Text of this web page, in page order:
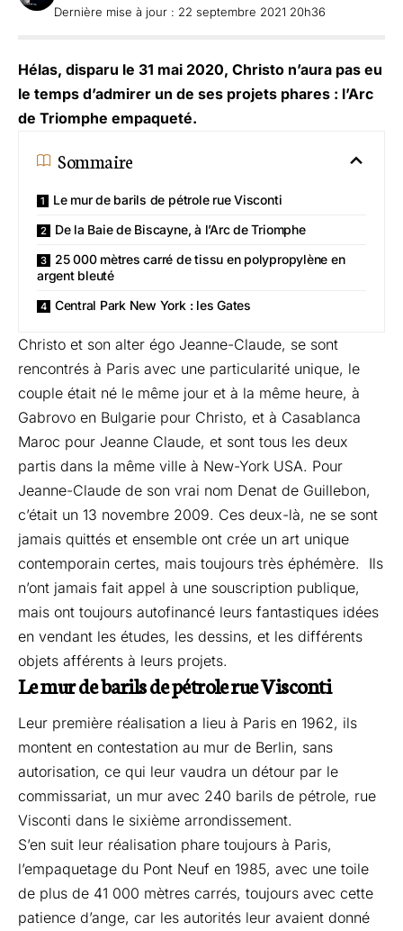
Dernière mise à jour : 22 septembre 2021 20h36
Hélas, disparu le 31 mai 2020, Christo n’aura pas eu
le temps d’admirer un de ses projets phares : l’Arc
de Triomphe empaqueté.
Sommaire
Le mur de barils de pétrole rue Visconti
De la Baie de Biscayne, à l’Arc de Triomphe
25 000 mètres carré de tissu en polypropylène en
argent bleuté
Central Park New York : les Gates
Christo et son alter égo Jeanne-Claude, se sont
rencontrés à Paris avec une particularité unique, le
couple était né le même jour et à la même heure, à
Gabrovo en Bulgarie pour Christo, et à Casablanca
Maroc pour Jeanne Claude, et sont tous les deux
partis dans la même ville à New-York USA. Pour
Jeanne-Claude de son vrai nom Denat de Guillebon,
c’était un 13 novembre 2009. Ces deux-là, ne se sont
jamais quittés et ensemble ont crée un art unique
contemporain certes, mais toujours très éphémère. Ils
n’ont jamais fait appel à une souscription publique,
mais ont toujours autofinancé leurs fantastiques idées
en vendant les études, les dessins, et les différents
objets afférents à leurs projets.
Le mur de barils de pétrole rue Visconti
Leur première réalisation a lieu à Paris en 1962, ils
montent en contestation au mur de Berlin, sans
autorisation, ce qui leur vaudra un détour par le
commissariat, un mur avec 240 barils de pétrole, rue
Visconti dans le sixième arrondissement.
S’en suit leur réalisation phare toujours à Paris,
l’empaquetage du Pont Neuf en 1985, avec une toile
de plus de 41 000 mètres carrés, toujours avec cette
patience d’ange, car les autorités leur avaient donné